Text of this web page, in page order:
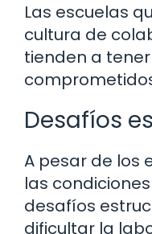
Las escuelas
cultura de
tienden a
Desafíos
A pesar de los
las
desafíos
dificultar la